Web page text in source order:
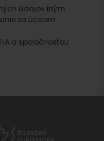
údajov iným
za účelom
a spoločnosťou